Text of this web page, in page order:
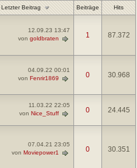
Letzter Beitrag Beiträge Hits
12.09.23 13:47
von goldbraten 1 87.372
04.09.22 00:01
von Fenrir1869 0 30.968
11.03.22 22:05
von Nice_Stuff 0 24.445
07.04.21 23:05
von Moviepower1 0 30.351